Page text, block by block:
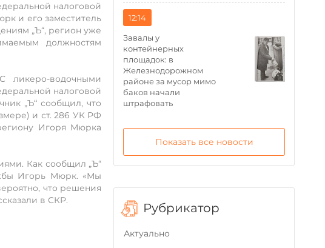
налоговой
и его заместитель
„Ъ“, регион уже
должностям
ликеро-водочными
налоговой
„Ъ“ сообщил, что
и ст. 286 УК РФ
Игоря Мюрка
Как сообщил „Ъ“
Игорь Мюрк. «Мы
что решения
в СКР.
12:14
Завалы у
контейнерных
площадок: в
Железнодорожном
районе за мусор мимо
баков начали
штрафовать
Показать все новости
Рубрикатор
Актуально